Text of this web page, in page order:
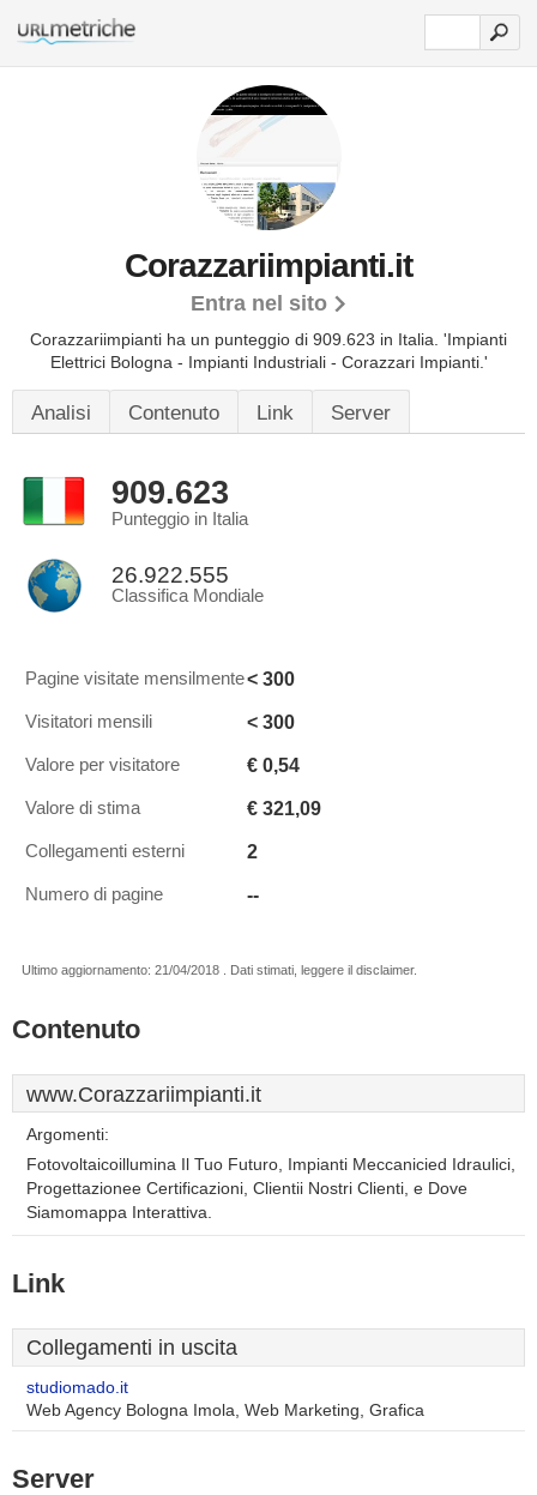
Corazzariimpianti.it
Entra nel sito
Corazzariimpianti ha un punteggio di 909.623 in Italia. 'Impianti
Elettrici Bologna - Impianti Industriali - Corazzari Impianti.'
Analisi Contenuto Link Server
909.623
Punteggio in Italia
26.922.555
Classifica Mondiale
Pagine visitate mensilmente< 300
Visitatori mensili < 300
Valore per visitatore € 0,54
Valore di stima € 321,09
Collegamenti esterni 2
Numero di pagine --
Ultimo aggiornamento: 21/04/2018 . Dati stimati, leggere il disclaimer.
Contenuto
www.Corazzariimpianti.it
Argomenti:
Fotovoltaicoillumina Il Tuo Futuro, Impianti Meccanicied Idraulici,
Progettazionee Certificazioni, Clientii Nostri Clienti, e Dove
Siamomappa Interattiva.
Link
Collegamenti in uscita
studiomado.it
Web Agency Bologna Imola, Web Marketing, Grafica
Server